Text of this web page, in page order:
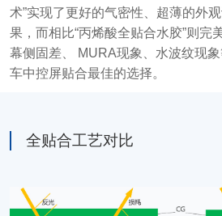
术”实现了更好的气密性、超薄的外
果，而相比“丙烯酸全贴合水胶”则完
幕侧固差、 MURA现象、水波纹现
车中控屏贴合最佳的选择。
全贴合工艺对比